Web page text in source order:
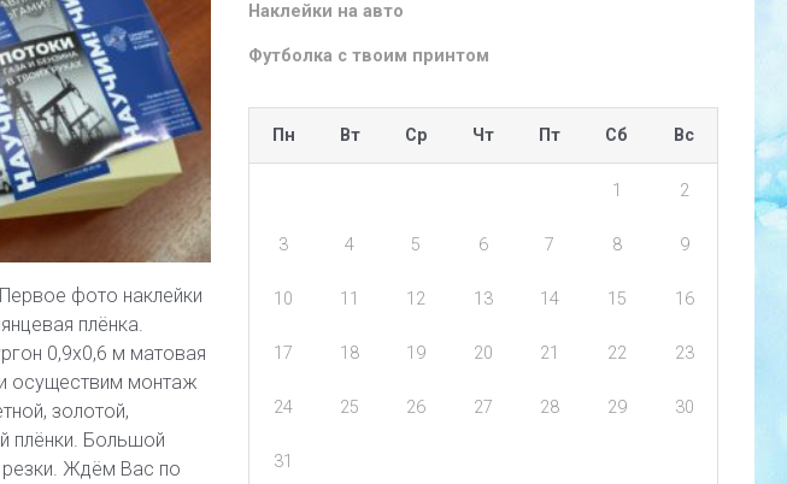
фото наклейки
плёнка.
0,9х0,6 м матовая
осуществим монтаж
золотой,
плёнки. Большой
Ждём Вас по
Наклейки на авто
Футболка с твоим принтом
Пн Вт Ср Чт Пт Сб Вс
1 2
3 4 5 6 7 8 9
10 11 12 13 14 15 16
17 18 19 20 21 22 23
24 25 26 27 28 29 30
31